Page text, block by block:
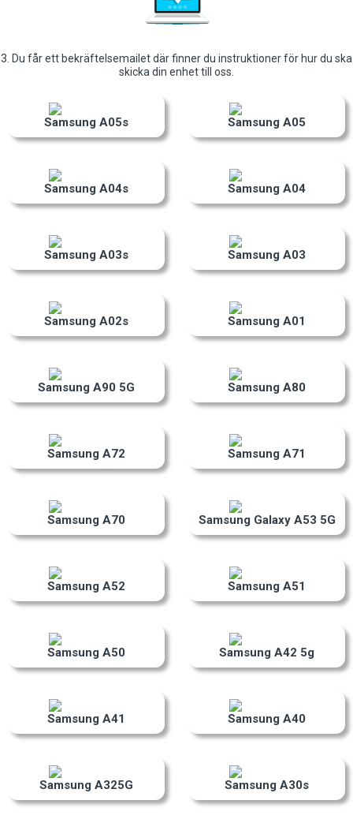
3. Du får ett bekräftelsemailet där finner du instruktioner för hur du ska
skicka din enhet till oss.
Samsung A05s Samsung A05
Samsung A04s Samsung A04
Samsung A03s Samsung A03
Samsung A02s Samsung A01
Samsung A90 5G Samsung A80
Samsung A72 Samsung A71
Samsung A70 Samsung Galaxy A53 5G
Samsung A52 Samsung A51
Samsung A50 Samsung A42 5g
Samsung A41 Samsung A40
Samsung A325G Samsung A30s